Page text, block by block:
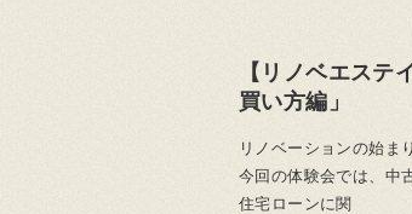
【リノベエステ
買い方編」
リノベーションの始ま
今回の体験会では、中
住宅ローンに関